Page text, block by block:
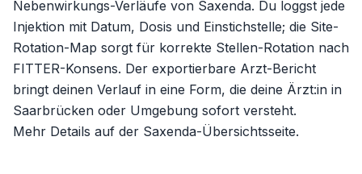
Nebenwirkungs-Verläufe von Saxenda. Du loggst jede
Injektion mit Datum, Dosis und Einstichstelle; die Site-
Rotation-Map sorgt für korrekte Stellen-Rotation nach
FITTER-Konsens. Der exportierbare Arzt-Bericht
bringt deinen Verlauf in eine Form, die deine Ärzt:in in
Saarbrücken oder Umgebung sofort versteht.
Mehr Details auf der Saxenda-Übersichtsseite.